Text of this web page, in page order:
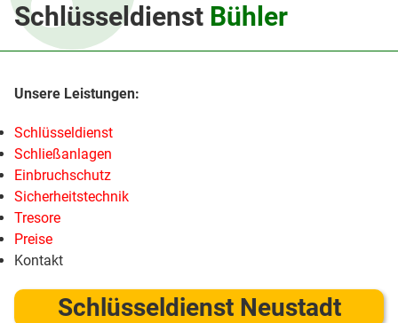
Schlüsseldienst Bühler
Schlüsseldienst
Schließanlagen
Einbruchschutz
Sicherheitstechnik
Tresore
Preise
Kontakt
Schlüsseldienst Neustadt